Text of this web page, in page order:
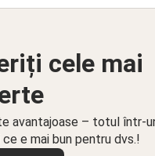
cele mai
avantajoase – totul într-
e mai bun pentru dvs.!